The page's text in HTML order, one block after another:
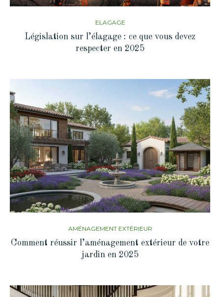
ELAGAGE
Législation sur l’élagage : ce que vous devez
respecter en 2025
AMÉNAGEMENT EXTÉRIEUR
Comment réussir l’aménagement extérieur de votre
jardin en 2025